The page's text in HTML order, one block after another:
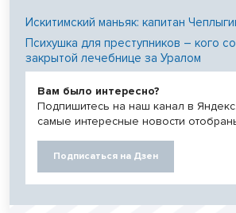
Искитимский маньяк: капитан
Психушка для преступников – кого
закрытой лечебнице за Уралом
Вам было интересно?
Подпишитесь на наш канал в
самые интересные новости
Подписаться на Дзен